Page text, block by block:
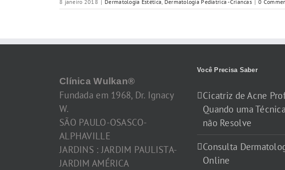
8 janeiro 2018 | Dermatologia Estética Dermatologia Pediatrica -Criancas | 0
Clínica Wulkan®
Fundada em 1968, Dr. Ignacy
W.
SÃO PAULO-OSASCO-
ALPHAVILLE
JARDINS : JARDIM PAULISTA-
JARDIM AMÉRICA
Você Precisa Saber
Cicatriz de Acne
Quando uma
não Resolve
Consulta
Online